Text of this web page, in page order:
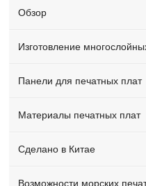
Обзор
Изготовление
Панели для печатных плат
Материалы печатных плат
Сделано в Китае
Возможности морских